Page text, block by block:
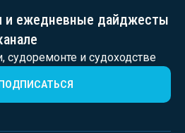
и ежедневные дайджесты
судоремонте и судоходстве
ПОДПИСАТЬСЯ